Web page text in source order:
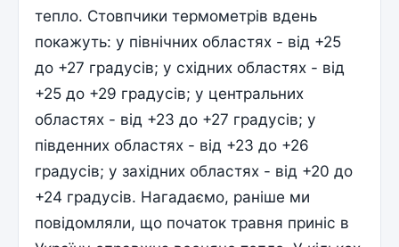
тепло. Стовпчики термометрів вдень
покажуть: у північних областях - від +25
до +27 градусів; у східних областях - від
+25 до +29 градусів; у центральних
областях - від +23 до +27 градусів; у
південних областях - від +23 до +26
градусів; у західних областях - від +20 до
+24 градусів. Нагадаємо, раніше ми
повідомляли, що початок травня приніс в